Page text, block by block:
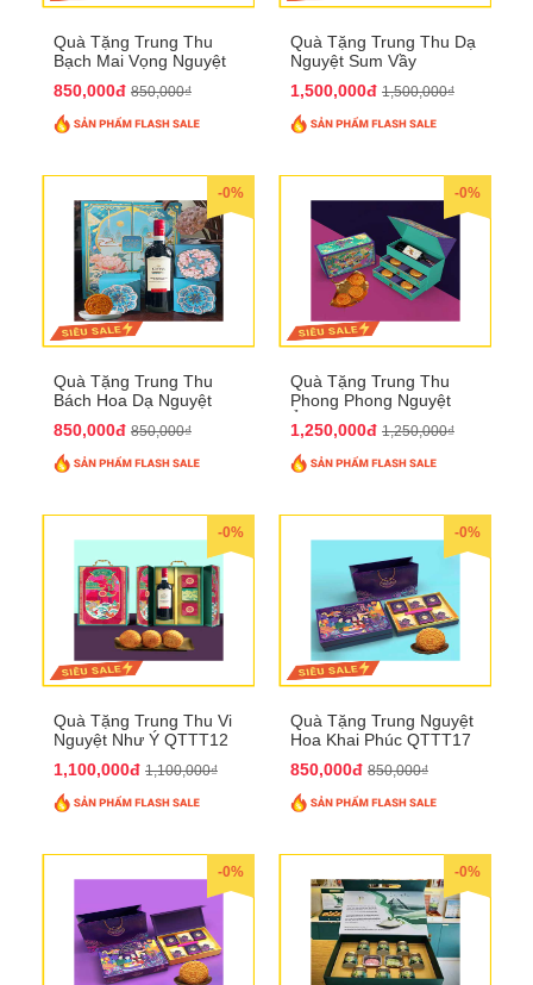
Quà Tặng Trung Thu
Bạch Mai Vọng Nguyệt
850,000đ 850,000₫
Quà Tặng Trung Thu Dạ
Nguyệt Sum Vầy
1,500,000đ 1,500,000₫
-0%
Quà Tặng Trung Thu
Bách Hoa Dạ Nguyệt
850,000đ 850,000₫
-0%
Quà Tặng Trung Thu
Phong Phong Nguyệt
1,250,000đ 1,250,000₫
-0%
Quà Tặng Trung Thu Vi
Nguyệt Như Ý QTTT12
1,100,000đ 1,100,000₫
-0%
Quà Tặng Trung Nguyệt
Hoa Khai Phúc QTTT17
850,000đ 850,000₫
-0% -0%